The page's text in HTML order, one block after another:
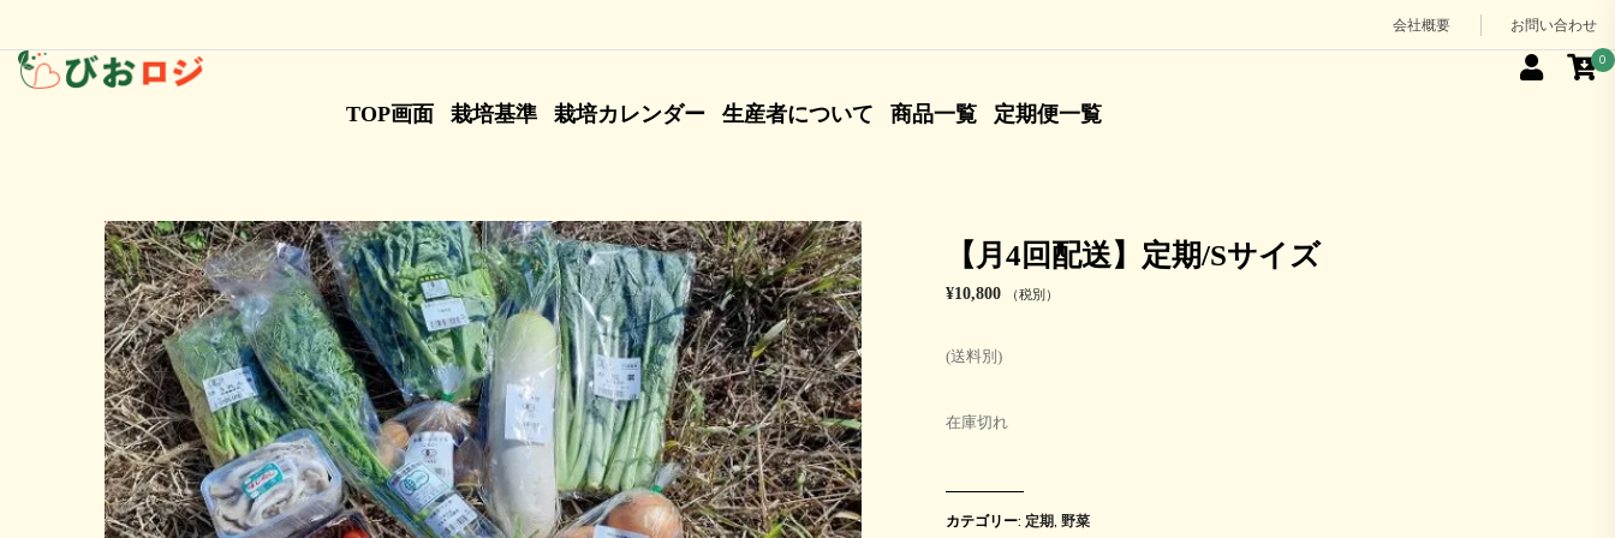
会社概要 お問い合わせ
TOP画面 栽培基準 栽培カレンダー 生産者について 商品一覧 定期便一覧
0
【月4回配送】定期/Sサイズ
¥10,800 （税別）
(送料別)
在庫切れ
カテゴリー: 定期 野菜